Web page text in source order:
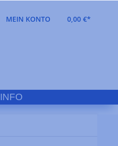
MEIN KONTO
0,00 €*
INFO